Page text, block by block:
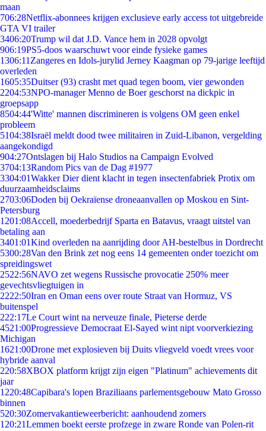
maan
706:28Netflix-abonnees krijgen exclusieve early access tot uitgebreide
GTA VI trailer
3406:20Trump wil dat J.D. Vance hem in 2028 opvolgt
906:19PS5-doos waarschuwt voor einde fysieke games
1306:11 Zangeres en Idols-jurylid Jerney Kaagman op 79-jarige leeftijd
overleden
1605:35Duitser (93) crasht met quad tegen boom, vier gewonden
2204:53NPO-manager Menno de Boer geschorst na dickpic in
groepsapp
8504:44'Witte' mannen discrimineren is volgens OM geen enkel
probleem
5104:38Israël meldt dood twee militairen in Zuid-Libanon, vergelding
aangekondigd
904:27Ontslagen bij Halo Studios na Campaign Evolved
3704:13Random Pics van de Dag #1977
3304:01Wakker Dier dient klacht in tegen insectenfabriek Protix om
duurzaamheidsclaims
2703:06Doden bij Oekraïense droneaanvallen op Moskou en Sint-
Petersburg
1201:08Accell, moederbedrijf Sparta en Batavus, vraagt uitstel van
betaling aan
3401:01Kind overleden na aanrijding door AH-bestelbus in Dordrecht
5300:28Van den Brink zet nog eens 14 gemeenten onder toezicht om
spreidingswet
2522:56NAVO zet wegens Russische provocatie 250% meer
gevechtsvliegtuigen in
2222:50Iran en Oman eens over route Straat van Hormuz, VS
buitenspel
222:17Le Court wint na nerveuze finale, Pieterse derde
4521:00Progressieve Democraat El-Sayed wint nipt voorverkiezing
Michigan
1621:00Drone met explosieven bij Duits vliegveld voedt vrees voor
hybride aanval
220:58XBOX platform krijgt zijn eigen "Platinum" achievements dit
jaar
1220:48Capibara's lopen Braziliaans parlementsgebouw Mato Grosso
binnen
520:30Zomervakantieweerbericht: aanhoudend zomers
1 20:21Lemmen boekt eerste profzege in zware Ronde van Polen-rit